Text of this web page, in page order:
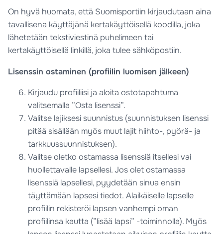
On hyvä huomata, että Suomisportiin kirjaudutaan aina
tavallisena käyttäjänä kertakäyttöisellä koodilla, joka
lähetetään tekstiviestinä puhelimeen tai
kertakäyttöisellä linkillä, joka tulee sähköpostiin.
Lisenssin ostaminen (profiilin luomisen jälkeen)
Kirjaudu profiiliisi ja aloita ostotapahtuma
valitsemalla ”Osta lisenssi”.
Valitse lajiksesi suunnistus (suunnistuksen lisenssi
pitää sisällään myös muut lajit hiihto-, pyörä- ja
tarkkuussuunnistuksen).
Valitse oletko ostamassa lisenssiä itsellesi vai
huollettavalle lapsellesi. Jos olet ostamassa
lisenssiä lapsellesi, pyydetään sinua ensin
täyttämään lapsesi tiedot. Alaikäiselle lapselle
profiilin rekisteröi lapsen vanhempi oman
profiilinsa kautta (”lisää lapsi” -toiminnolla). Myös